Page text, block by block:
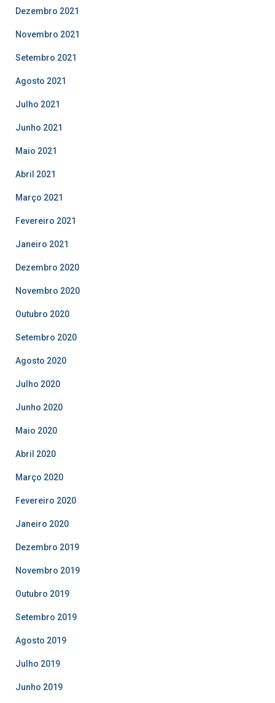
Dezembro 2021
Novembro 2021
Setembro 2021
Agosto 2021
Julho 2021
Junho 2021
Maio 2021
Abril 2021
Março 2021
Fevereiro 2021
Janeiro 2021
Dezembro 2020
Novembro 2020
Outubro 2020
Setembro 2020
Agosto 2020
Julho 2020
Junho 2020
Maio 2020
Abril 2020
Março 2020
Fevereiro 2020
Janeiro 2020
Dezembro 2019
Novembro 2019
Outubro 2019
Setembro 2019
Agosto 2019
Julho 2019
Junho 2019